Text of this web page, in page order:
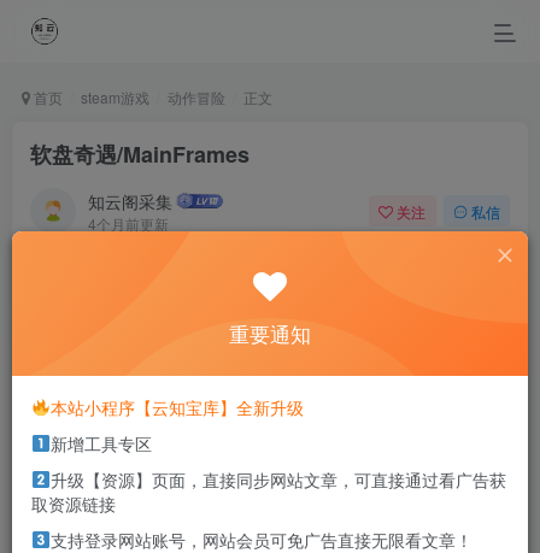
首页 steam游戏 动作冒险 正文
软盘奇遇/MainFrames
知云阁采集
4个月前更新
关注 私信
Don’t let your dreams be dreams.
不要让你的梦想只是想想而已
本站部分资源打包为压缩包以方便分享，涉及较多
击解压密码
游戏介绍
重要通知
本站小程序【云知宝库】全新升级
新增工具专区
升级【资源】页面，直接同步网站文章，可直接通过看广告获
取资源链接
支持登录网站账号，网站会员可免广告直接无限看文章！